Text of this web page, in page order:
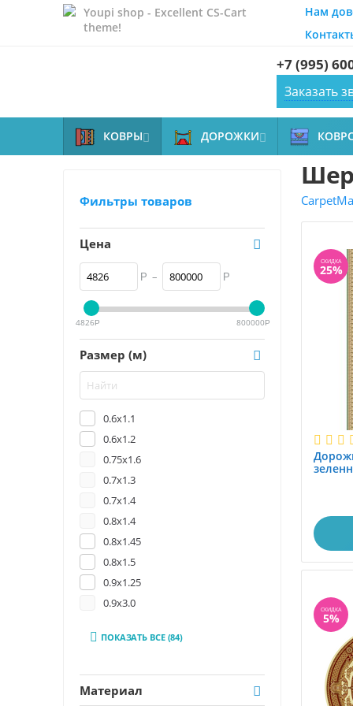
Youpi shop - Excellent CS-Cart
theme!
Нам
+7 (995)
Заказать
КОВРЫ ДОРОЖКИ
Фильтры товаров
Цена
Р – Р
4826Р 800000Р
Размер (м)
0.6x1.1
0.6x1.2
0.75x1.6
0.7x1.3
0.7x1.4
0.8x1.4
0.8x1.45
0.8x1.5
0.9x1.25
0.9x3.0
1.0
 ПОКАЗАТЬ ВСЕ(84)
Материал
СКИДКА
25%
СКИДКА
5%